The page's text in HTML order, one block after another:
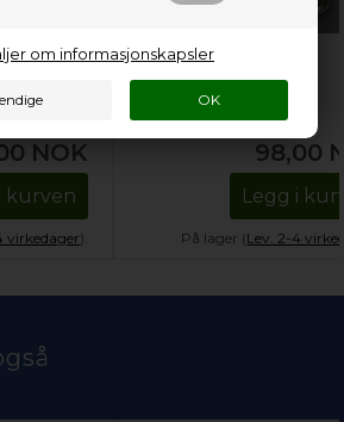
om informasjonskapsler
NOK
kurven
virkedager).
Platetopp skrape,
universal komfyr &
stekeovn
98,00
Legg i
På lager (Lev. 2-4